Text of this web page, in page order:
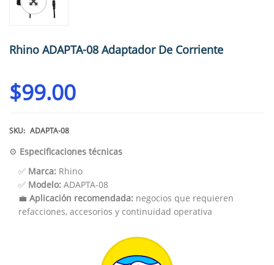
🔍
Rhino ADAPTA-08 Adaptador De Corriente
$99.00
SKU: ADAPTA-08
⚙️ Especificaciones técnicas
✅ Marca: Rhino
✅ Modelo: ADAPTA-08
💼 Aplicación recomendada: negocios que requieren
refacciones, accesorios y continuidad operativa